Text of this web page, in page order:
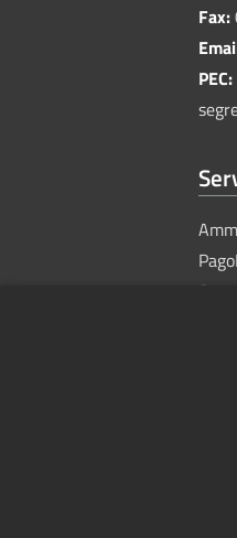
Fax:
PEC: